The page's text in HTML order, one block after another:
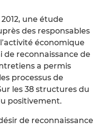
une étude
des responsables
économique
de reconnaissance de
a permis
processus de
les 38 structures du
positivement.
de reconnaissance